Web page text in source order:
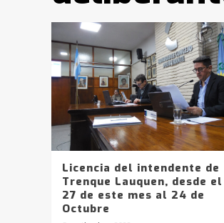
Licencia del intendente de
Trenque Lauquen, desde el
27 de este mes al 24 de
Octubre